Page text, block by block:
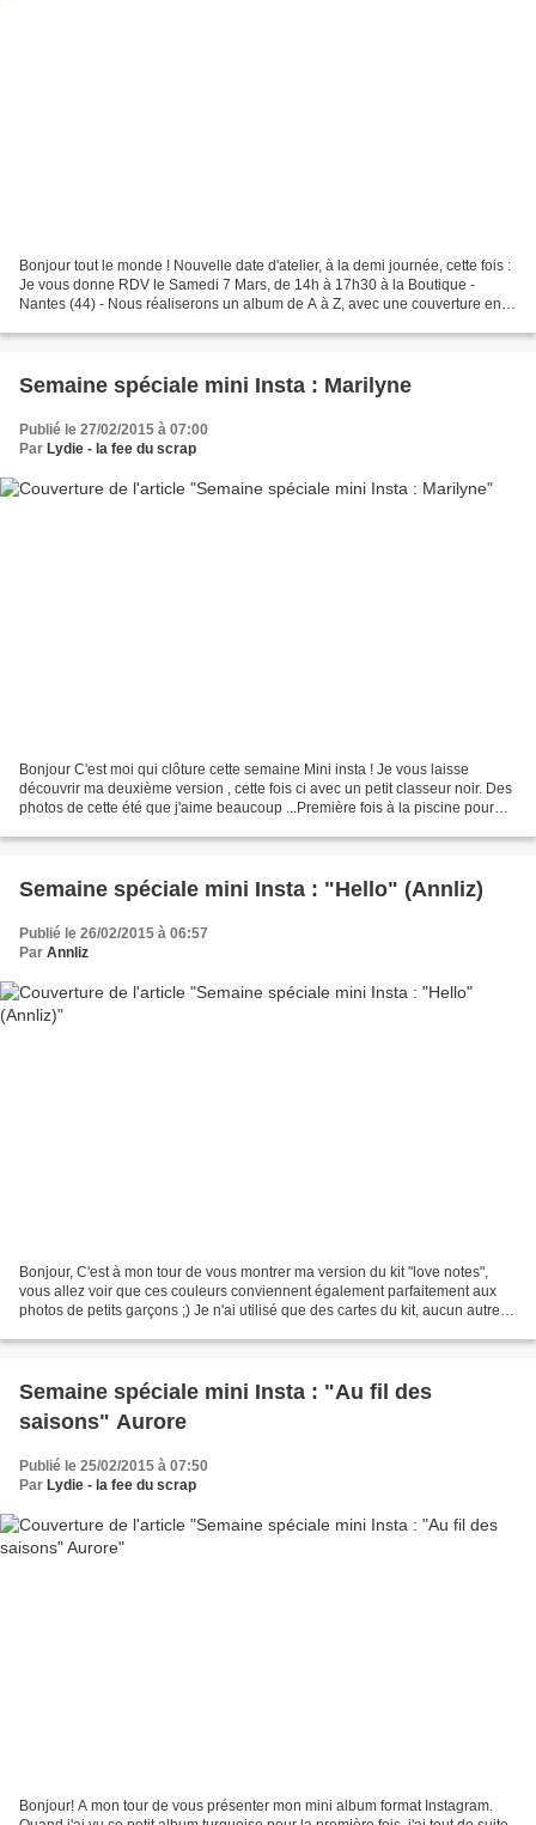
Bonjour tout le monde ! Nouvelle date d'atelier, à la demi journée, cette fois :
Je vous donne RDV le Samedi 7 Mars, de 14h à 17h30 à la Boutique -
Nantes (44) - Nous réaliserons un album de A à Z, avec une couverture en
Semaine spéciale mini Insta : Marilyne
Publié le 27/02/2015 à 07:00
Par Lydie - la fee du scrap
Bonjour C'est moi qui clôture cette semaine Mini insta ! Je vous laisse
découvrir ma deuxième version , cette fois ci avec un petit classeur noir. Des
photos de cette été que j'aime beaucoup ...Première fois à la piscine pour
Semaine spéciale mini Insta : "Hello" (Annliz)
Publié le 26/02/2015 à 06:57
Par Annliz
Bonjour, C'est à mon tour de vous montrer ma version du kit "love notes",
vous allez voir que ces couleurs conviennent également parfaitement aux
photos de petits garçons ;) Je n'ai utilisé que des cartes du kit, aucun autre
Semaine spéciale mini Insta : "Au fil des
saisons" Aurore
Publié le 25/02/2015 à 07:50
Par Lydie - la fee du scrap
Bonjour! A mon tour de vous présenter mon mini album format Instagram.